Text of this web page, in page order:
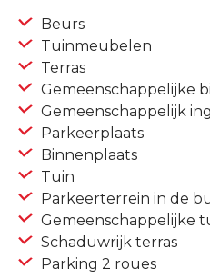
Beurs
Tuinmeubelen
Terras
Gemeenschappelijke
Gemeenschappelijk
Parkeerplaats
Binnenplaats
Tuin
Parkeerterrein in de
Gemeenschappelijke
Schaduwrijk terras
Parking 2 roues